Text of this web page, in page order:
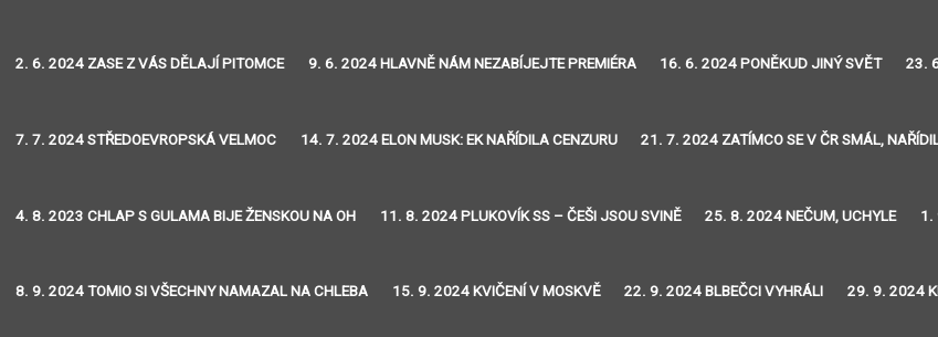
2. 6. 2024 ZASE Z VÁS DĚLAJÍ PITOMCE 9. 6. 2024 HLAVNĚ NÁM NEZABÍJEJTE PREMIÉRA 16. 6. 2024 PONĚKUD JINÝ SVĚT 23.
7. 7. 2024 STŘEDOEVROPSKÁ VELMOC 14. 7. 2024 ELON MUSK: EK NAŘÍDILA CENZURU 21. 7. 2024 ZATÍMCO SE V ČR SMÁL,
4. 8. 2023 CHLAP S GULAMA BIJE ŽENSKOU NA OH 11. 8. 2024 PLUKOVÍK SS – ČEŠI JSOU SVINĚ 25. 8. 2024 NEČUM, UCHYLE 1.
8. 9. 2024 TOMIO SI VŠECHNY NAMAZAL NA CHLEBA 15. 9. 2024 KVIČENÍ V MOSKVĚ 22. 9. 2024 BLBEČCI VYHRÁLI 29. 9. 2024